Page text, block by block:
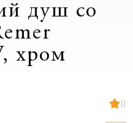
душ со
хром
()